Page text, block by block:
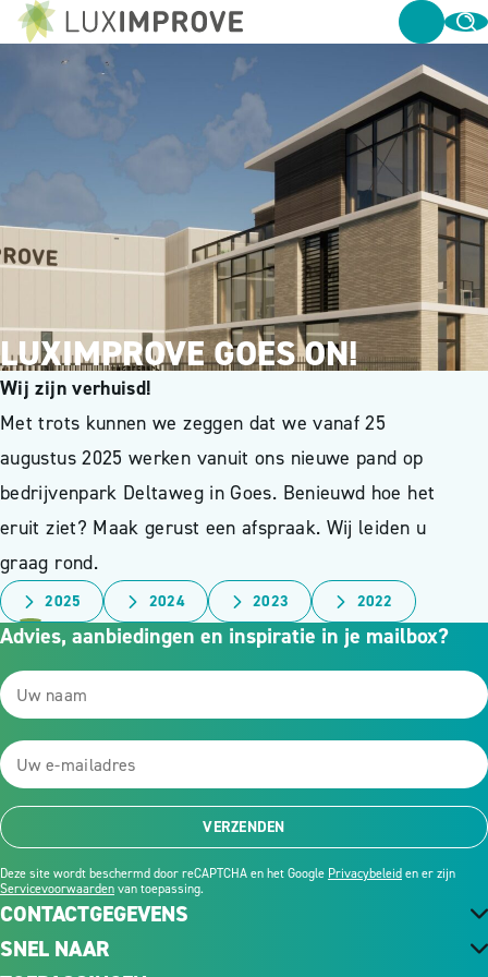
LUXIMPROVE GOES ON!
Wij zijn verhuisd!
Met trots kunnen we zeggen dat we vanaf 25
augustus 2025 werken vanuit ons nieuwe pand op
bedrijvenpark Deltaweg in Goes. Benieuwd hoe het
eruit ziet? Maak gerust een afspraak. Wij leiden u
graag rond.
2025 2024 2023 2022
CONTACTGEGEVENS
Advies, aanbiedingen en inspiratie in je mailbox?
VERZENDEN
Deze site wordt beschermd door reCAPTCHA en het Google Privacybeleiden er zijn
Servicevoorwaardenvan toepassing.
SNEL NAAR